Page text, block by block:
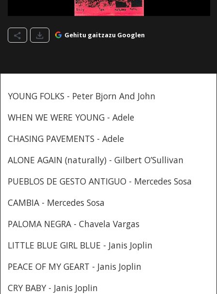
Gehitu gaitzazu Googlen
YOUNG FOLKS - Peter Bjorn And John
WHEN WE WERE YOUNG - Adele
CHASING PAVEMENTS - Adele
ALONE AGAIN (naturally) - Gilbert O’Sullivan
PUEBLOS DE GESTO ANTIGUO - Mercedes Sosa
CAMBIA - Mercedes Sosa
PALOMA NEGRA - Chavela Vargas
LITTLE BLUE GIRL BLUE - Janis Joplin
PEACE OF MY GEART - Janis Joplin
CRY BABY - Janis Joplin